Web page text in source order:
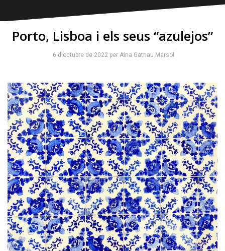
Porto, Lisboa i els seus “azulejos”
6 d'octubre de 2022 per Aina Gatnau Marsol